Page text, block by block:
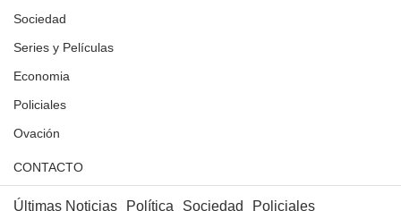
Sociedad
Series y Películas
Economia
Policiales
Ovación
CONTACTO
Últimas Noticias Política Sociedad Policiales